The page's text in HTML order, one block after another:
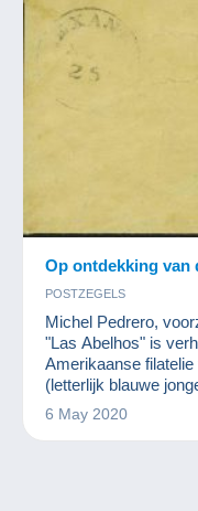
Op ontdekking van
POSTZEGELS
Michel Pedrero,
"Las Abelhos" is
Amerikaanse
(letterlijk blauwe
postzegel die in
postkantoor van de
6 May 2020